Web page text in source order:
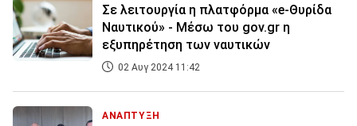
Σε λειτουργία η πλατφόρμα «e-Θυρίδα
Ναυτικού» - Μέσω του gov.gr η
εξυπηρέτηση των ναυτικών
02 Αυγ 2024 11:42
ΑΝΑΠΤΥΞΗ